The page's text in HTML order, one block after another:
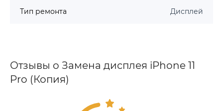
Тип ремонта Дисплей
Отзывы о Замена дисплея iPhone 11
Pro (Копия)